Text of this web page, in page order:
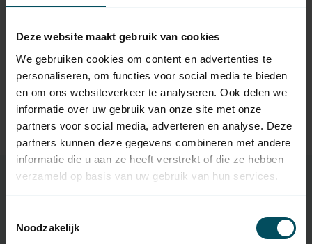
Deze website maakt gebruik van cookies
We gebruiken cookies om content en advertenties te
personaliseren, om functies voor social media te bieden
en om ons websiteverkeer te analyseren. Ook delen we
informatie over uw gebruik van onze site met onze
partners voor social media, adverteren en analyse. Deze
partners kunnen deze gegevens combineren met andere
informatie die u aan ze heeft verstrekt of die ze hebben
verzameld op basis van uw gebruik van hun services.
Noodzakelijk
Gerelateerde producten
TypeError: Failed to fetch
https://www.rolluikonderdelen.nl/nl/garagedeuren/sectio
naaldeuren/bodem-en-zijafdichtingen/